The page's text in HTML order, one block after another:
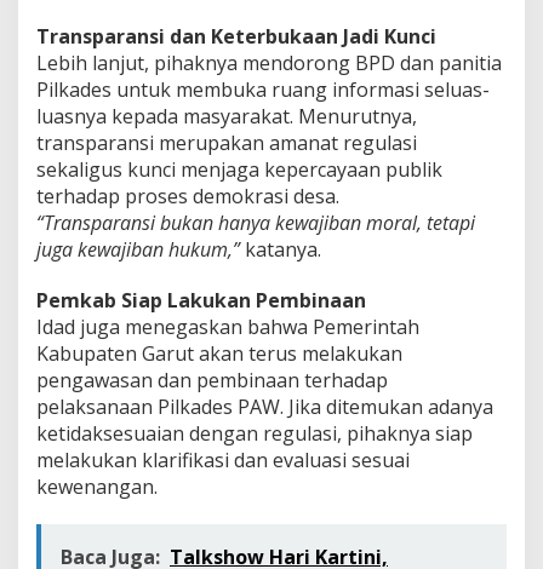
Transparansi dan Keterbukaan Jadi Kunci
Lebih lanjut, pihaknya mendorong BPD dan panitia
Pilkades untuk membuka ruang informasi seluas-
luasnya kepada masyarakat. Menurutnya,
transparansi merupakan amanat regulasi
sekaligus kunci menjaga kepercayaan publik
terhadap proses demokrasi desa.
“Transparansi bukan hanya kewajiban moral, tetapi
juga kewajiban hukum,”katanya.
Pemkab Siap Lakukan Pembinaan
Idad juga menegaskan bahwa Pemerintah
Kabupaten Garut akan terus melakukan
pengawasan dan pembinaan terhadap
pelaksanaan Pilkades PAW. Jika ditemukan adanya
ketidaksesuaian dengan regulasi, pihaknya siap
melakukan klarifikasi dan evaluasi sesuai
kewenangan.
Baca Juga: Talkshow Hari Kartini,